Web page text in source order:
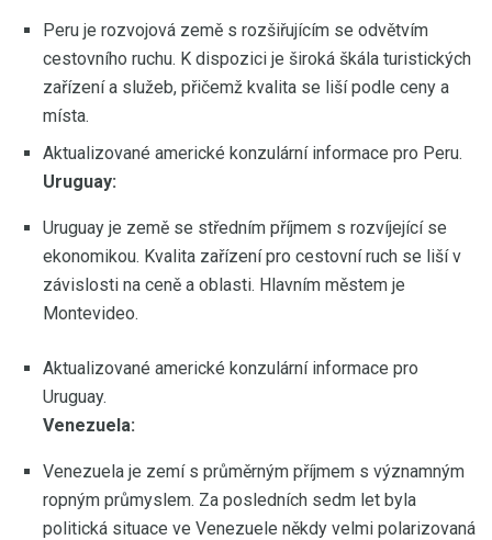
Peru je rozvojová země s rozšiřujícím se odvětvím
cestovního ruchu. K dispozici je široká škála turistických
zařízení a služeb, přičemž kvalita se liší podle ceny a
místa.
Aktualizované americké konzulární informace pro Peru.
Uruguay:
Uruguay je země se středním příjmem s rozvíjející se
ekonomikou. Kvalita zařízení pro cestovní ruch se liší v
závislosti na ceně a oblasti. Hlavním městem je
Montevideo.
Aktualizované americké konzulární informace pro
Uruguay.
Venezuela:
Venezuela je zemí s průměrným příjmem s významným
ropným průmyslem. Za posledních sedm let byla
politická situace ve Venezuele někdy velmi polarizovaná